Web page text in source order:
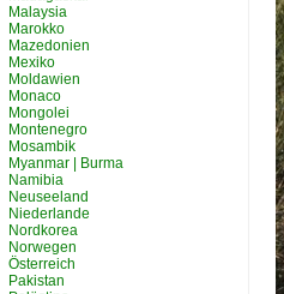
Malaysia
Marokko
Mazedonien
Mexiko
Moldawien
Monaco
Mongolei
Montenegro
Mosambik
Myanmar | Burma
Namibia
Neuseeland
Niederlande
Nordkorea
Norwegen
Österreich
Pakistan